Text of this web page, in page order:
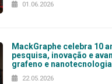
01.06.2026
MackGraphe celebra 10
pesquisa, inovação e
grafeno e nanotecnologia
22.05.2026